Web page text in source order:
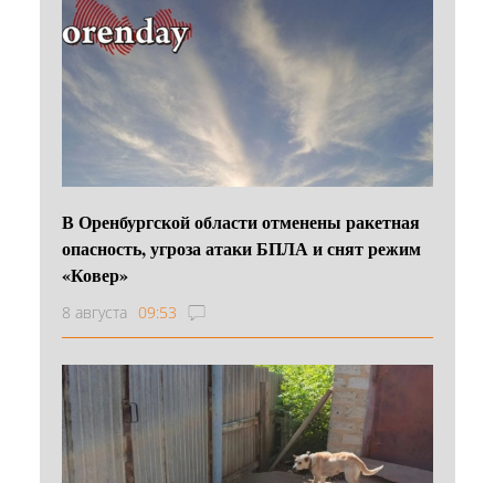
В Оренбургской области отменены ракетная
опасность, угроза атаки БПЛА и снят режим
«Ковер»
8 августа 09:53